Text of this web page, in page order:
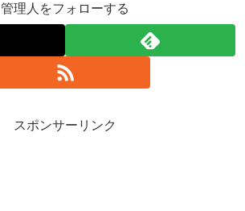
管理人をフォローする
スポンサーリンク